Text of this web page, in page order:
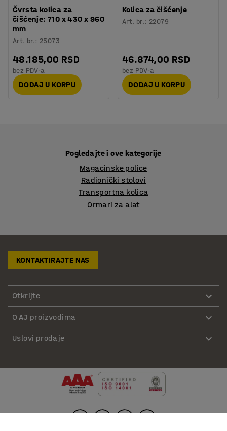
Čvrsta kolica za
čišćenje: 710 x 430 x 960
mm
Art. br.: 25073
48.185,00 RSD
bez PDV-a
DODAJ U KORPU
Kolica za čišćenje
Art. br.: 22079
46.874,00 RSD
bez PDV-a
DODAJ U KORPU
Pogledajte i ove kategorije
Magacinske police
Radionički stolovi
Transportna kolica
Ormari za alat
KONTAKTIRAJTE NAS
Otkrijte
O AJ proizvodima
Uslovi prodaje